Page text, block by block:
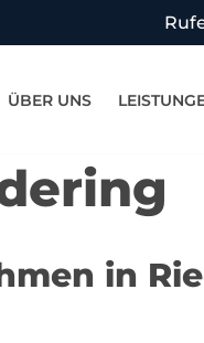
ÜBER UNS
in